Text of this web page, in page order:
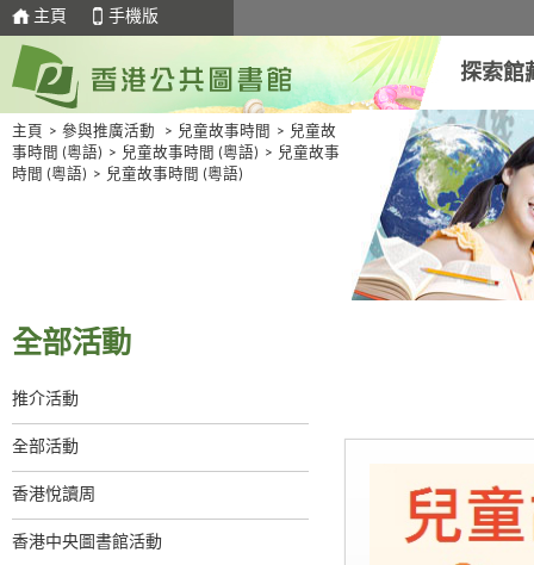
主頁 手機版
探索館
主頁 > 參與推廣活動 > 兒童故事時間 > 兒童故
事時間 (粵語) > 兒童故事時間 (粵語) > 兒童故事
時間 (粵語) > 兒童故事時間 (粵語)
全部活動
推介活動
全部活動
香港悅讀周
香港中央圖書館活動